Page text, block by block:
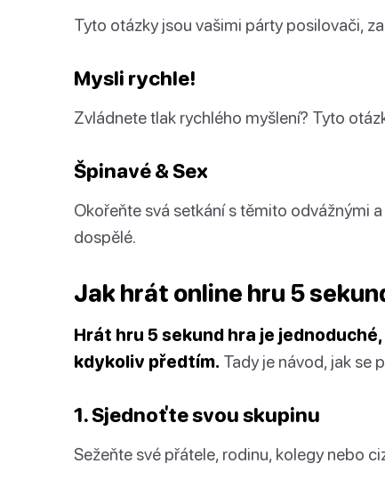
Tyto otázky jsou vašimi párty posilovači,
Mysli rychle!
Zvládnete tlak rychlého myšlení? Tyto
Špinavé & Sex
Okořeňte svá setkání s těmito odvážnými
dospělé.
Jak hrát online hru 5
Hrát hru 5 sekund hra je
kdykoliv předtím. Tady je návod, jak se
1. Sjednoťte svou skupinu
Sežeňte své přátele, rodinu, kolegy nebo